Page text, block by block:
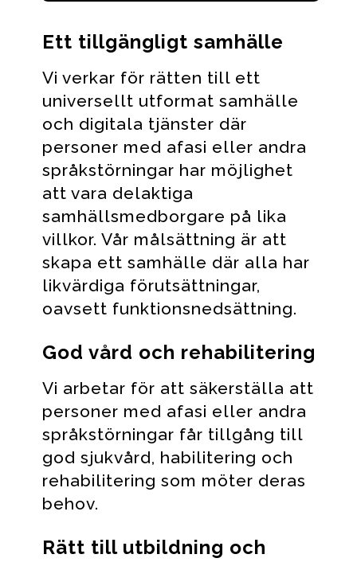
Ett tillgängligt samhälle
Vi verkar för rätten till ett
universellt utformat samhälle
och digitala tjänster där
personer med afasi eller andra
språkstörningar har möjlighet
att vara delaktiga
samhällsmedborgare på lika
villkor. Vår målsättning är att
skapa ett samhälle där alla har
likvärdiga förutsättningar,
oavsett funktionsnedsättning.
God vård och rehabilitering
Vi arbetar för att säkerställa att
personer med afasi eller andra
språkstörningar får tillgång till
god sjukvård, habilitering och
rehabilitering som möter deras
behov.
Rätt till utbildning och